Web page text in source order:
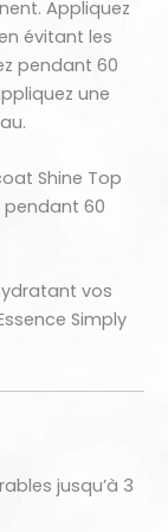
Appliquez
évitant les
pendant 60
une
Shine Top
pendant 60
vos
Simply
jusqu’à 3